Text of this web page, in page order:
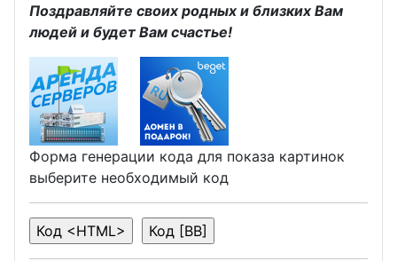
Поздравляйте своих родных и близких Вам
людей и будет Вам счастье!
Форма генерации кода для показа картинок
выберите необходимый код